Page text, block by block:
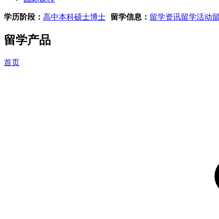
学历阶段： 高中本科硕士博士 留学信息： 留学资讯留学活动
留学产品
首页